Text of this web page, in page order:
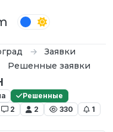
Заявки
Решенные заявки
Решенные
2 2 330 1